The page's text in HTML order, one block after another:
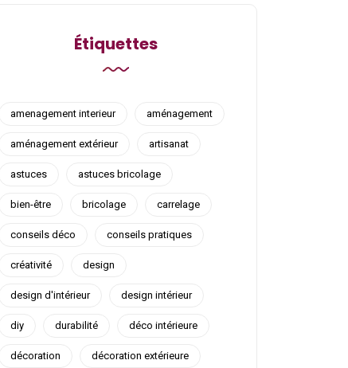
Étiquettes
amenagement interieur aménagement
aménagement extérieur artisanat
astuces astuces bricolage
bien-être bricolage carrelage
conseils déco conseils pratiques
créativité design
design d'intérieur design intérieur
diy durabilité déco intérieure
décoration décoration extérieure